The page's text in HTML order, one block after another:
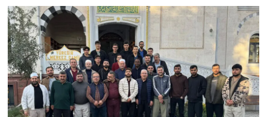
Karaman Müftülüğü
Kars Müftülüğü
Kastamonu Müftülüğü
Kayseri Müftülüğü